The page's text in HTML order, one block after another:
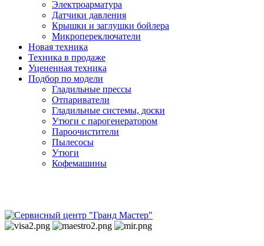
Электроарматура
Датчики давления
Крышки и заглушки бойлера
Микропереключатели
Новая техника
Техника в продаже
Уцененная техника
Подбор по модели
Гладильные прессы
Отпариватели
Гладильные системы, доски
Утюги с парогенератором
Пароочистители
Пылесосы
Утюги
Кофемашины